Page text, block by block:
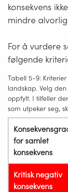
konsekvens
mindre alvorlig
For å vurdere
følgende
Tabell 5-9:
landskap. Velg
oppfylt. I tilfeller
som utpeker seg,
for samlet
konsekvens
Kritisk negativ
konsekvens